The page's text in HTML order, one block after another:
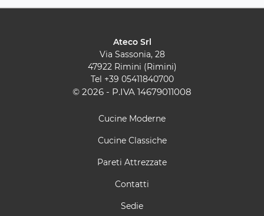
Ateco Srl
Via Sassonia, 28
47922 Rimini (Rimini)
Tel +39 05411840700
© 2026 - P.IVA 14679011008
Cucine Moderne
Cucine Classiche
Pareti Attrezzate
Contatti
Sedie